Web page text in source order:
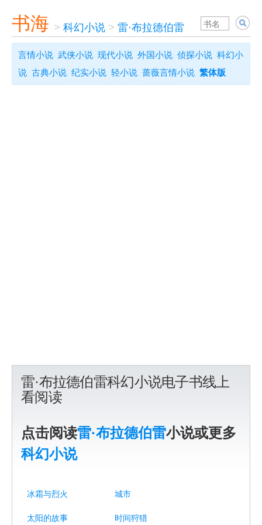
书海 > 科幻小说 > 雷·布拉德伯雷
言情小说 武侠小说 现代小说 外国小说 侦探小说 科幻小
说 古典小说 纪实小说 轻小说 蔷薇言情小说 繁体版
雷·布拉德伯雷科幻小说电子书线上
看阅读
点击阅读雷·布拉德伯雷小说或更多
科幻小说
冰霜与烈火 城市
太阳的故事 时间狩猎